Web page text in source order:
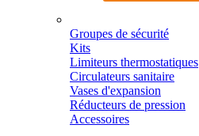
Groupes de sécurité
Kits
Limiteurs thermostatiques
Circulateurs sanitaire
Vases d'expansion
Réducteurs de pression
Accessoires